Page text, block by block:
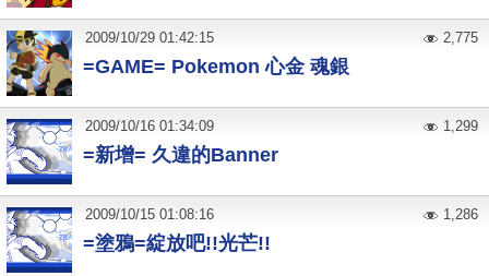
=GAME= Pokemon 心金 魂銀
2009/10/29 01:42:15 2,775
=新增= 久違的Banner
2009/10/16 01:34:09 1,299
=塗鴉=綻放吧!!光芒!!
2009/10/15 01:08:16 1,286